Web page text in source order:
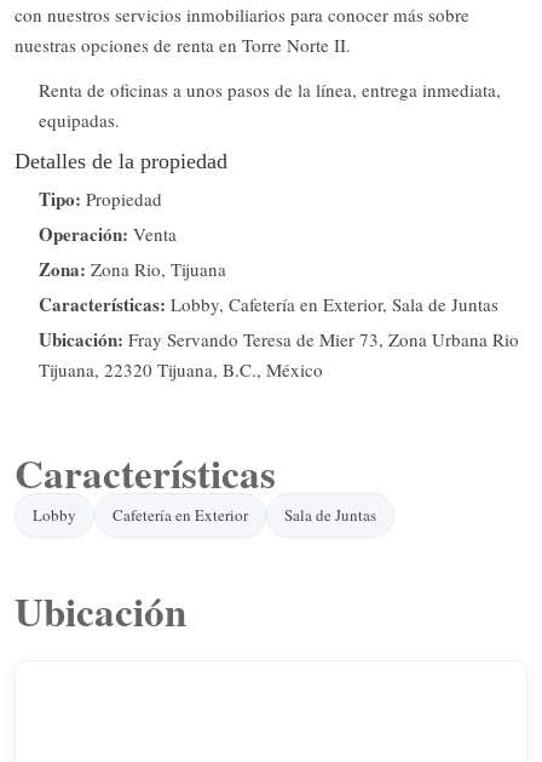
con nuestros servicios inmobiliarios para conocer más sobre
nuestras opciones de renta en Torre Norte II.
Renta de oficinas a unos pasos de la línea, entrega inmediata,
equipadas.
Detalles de la propiedad
Tipo: Propiedad
Operación: Venta
Zona: Zona Rio, Tijuana
Características: Lobby, Cafetería en Exterior, Sala de Juntas
Ubicación: Fray Servando Teresa de Mier 73, Zona Urbana Rio
Tijuana, 22320 Tijuana, B.C., México
Características
Lobby Cafetería en Exterior Sala de Juntas
Ubicación